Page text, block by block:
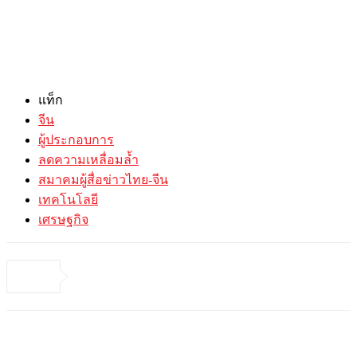
แท็ก
จีน
ผู้ประกอบการ
ลดความเหลื่อมล้ำ
สมาคมผู้สื่อข่าวไทย-จีน
เทคโนโลยี
เศรษฐกิจ